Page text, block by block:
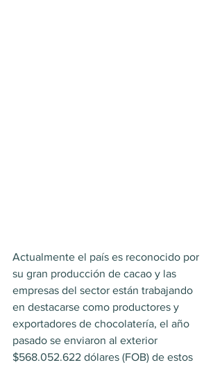
Actualmente el país es reconocido por
su gran producción de cacao y las
empresas del sector están trabajando
en destacarse como productores y
exportadores de chocolatería, el año
pasado se enviaron al exterior
$568.052.622 dólares (FOB) de estos